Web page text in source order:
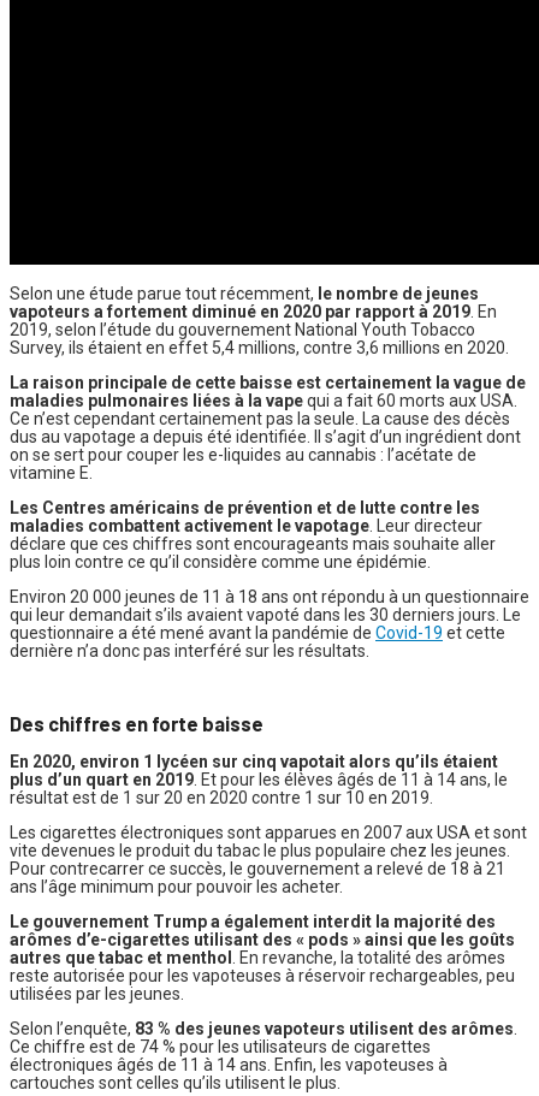
Selon une étude parue tout récemment, le nombre de jeunes
vapoteurs a fortement diminué en 2020 par rapport à 2019 . En
2019, selon l’étude du gouvernement National Youth Tobacco
Survey, ils étaient en effet 5,4 millions, contre 3,6 millions en 2020.
La raison principale de cette baisse est certainement la vague de
maladies pulmonaires liées à la vapequi a fait 60 morts aux USA.
Ce n’est cependant certainement pas la seule. La cause des décès
dus au vapotage a depuis été identifiée. Il s’agit d’un ingrédient dont
on se sert pour couper les e-liquides au cannabis : l’acétate de
vitamine E.
Les Centres américains de prévention et de lutte contre les
maladies combattent activement le vapotage . Leur directeur
déclare que ces chiffres sont encourageants mais souhaite aller
plus loin contre ce qu’il considère comme une épidémie.
Environ 20 000 jeunes de 11 à 18 ans ont répondu à un questionnaire
qui leur demandait s’ils avaient vapoté dans les 30 derniers jours. Le
questionnaire a été mené avant la pandémie de Covid-19 et cette
dernière n’a donc pas interféré sur les résultats.
Des chiffres en forte baisse
En 2020, environ 1 lycéen sur cinq vapotait alors qu’ils étaient
plus d’un quart en 2019 . Et pour les élèves âgés de 11 à 14 ans, le
résultat est de 1 sur 20 en 2020 contre 1 sur 10 en 2019.
Les cigarettes électroniques sont apparues en 2007 aux USA et sont
vite devenues le produit du tabac le plus populaire chez les jeunes.
Pour contrecarrer ce succès, le gouvernement a relevé de 18 à 21
ans l’âge minimum pour pouvoir les acheter.
Le gouvernement Trump a également interdit la majorité des
arômes d’e-cigarettes utilisant des « pods » ainsi que les goûts
autres que tabac et menthol . En revanche, la totalité des arômes
reste autorisée pour les vapoteuses à réservoir rechargeables, peu
utilisées par les jeunes.
Selon l’enquête, 83 % des jeunes vapoteurs utilisent des arômes
Ce chiffre est de 74 % pour les utilisateurs de cigarettes
électroniques âgés de 11 à 14 ans. Enfin, les vapoteuses à
cartouches sont celles qu’ils utilisent le plus.